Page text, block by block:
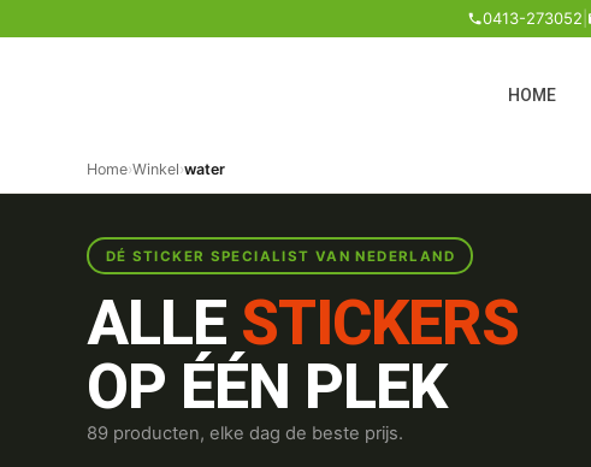
0413-273052
HOME
Home›Winkel›water
DÉ STICKER SPECIALIST VAN NEDERLAND
ALLE STICKERS
OP ÉÉN PLEK
89 producten, elke dag de beste prijs.